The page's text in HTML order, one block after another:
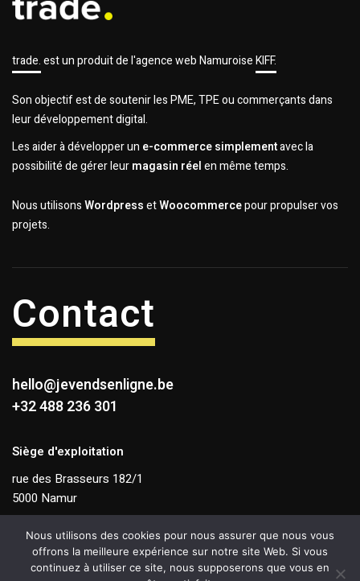
trade.est un produit de l'agence web NamuroiseKIFF.
Son objectif est de soutenir les PME, TPE ou commerçants dans
leur développement digital.
Les aider à développer un e-commerce simplementavec la
possibilité de gérer leurmagasin réelen même temps.
Nous utilisonsWordpressetWoocommercepour propulser vos
projets.
Contact
hello@jevendsenligne.be
+32 488 236 301
Siège d'exploitation
rue des Brasseurs 182/1
5000 Namur
Nous utilisons des cookies pour nous assurer que nous vous
offrons la meilleure expérience sur notre site Web. Si vous
continuez à utiliser ce site, nous supposerons que vous en